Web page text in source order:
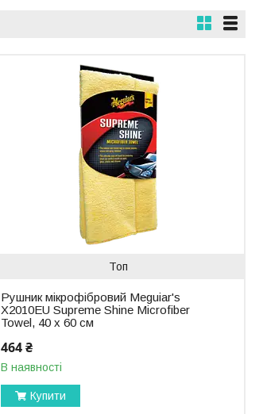
Топ
Рушник мікрофібровий Meguiar's
X2010EU Supreme Shine Microfiber
Towel, 40 х 60 см
464 ₴
В наявності
Купити